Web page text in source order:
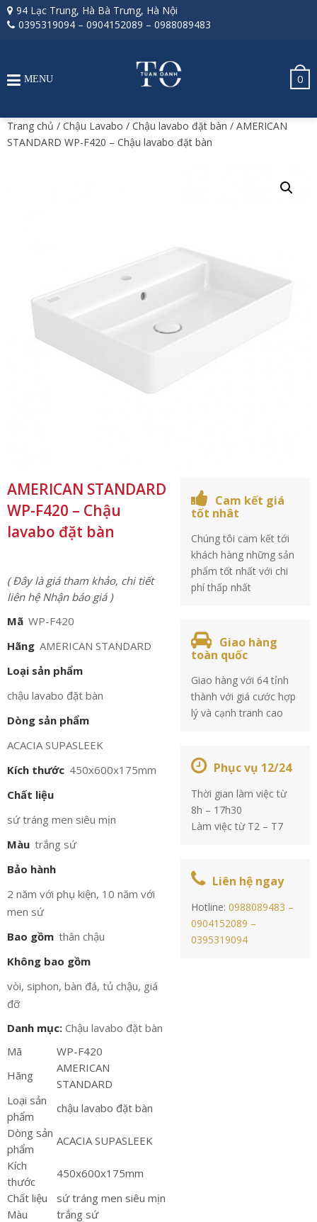
94 Lạc Trung, Hà Bà Trưng, Hà Nội
0395319094 – 0904152089 – 0988089483
0
MENU
Trang chủ / Chậu Lavabo / Chậu lavabo đặt bàn / AMERICAN
STANDARD WP-F420 – Chậu lavabo đặt bàn
AMERICAN STANDARD
WP-F420 – Chậu
lavabo đặt bàn
( Đây là giá tham khảo, chi tiết
liên hệ Nhận báo giá )
Mã WP-F420
Hãng AMERICAN STANDARD
Loại sản phẩm
chậu lavabo đặt bàn
Dòng sản phẩm
ACACIA SUPASLEEK
Kích thước 450x600x175mm
Chất liệu
sứ tráng men siêu mịn
Màu trắng sứ
Bảo hành
2 năm với phụ kiện, 10 năm với
men sứ
Bao gồm thân chậu
Không bao gồm
vòi, siphon, bàn đá, tủ chậu, giá
đỡ
Danh mục: Chậu lavabo đặt bàn
Mã
WP-F420
Hãng
AMERICAN
STANDARD
Loại sản
phẩm
chậu lavabo đặt bàn
Dòng sản
phẩm
ACACIA SUPASLEEK
Kích
thước
450x600x175mm
Chất liệu
sứ tráng men siêu mịn
Màu
trắng sứ
Cam kết giá
tốt nhât
Chúng tôi cam kết tới
khách hàng những sản
phẩm tốt nhất với chi
phí thấp nhất
Giao hàng
toàn quốc
Giao hàng với 64 tỉnh
thành với giá cước hợp
lý và cạnh tranh cao
Phục vụ 12/24
Thời gian làm việc từ
8h – 17h30
Làm việc từ T2 – T7
Liên hệ ngay
Hotline:0988089483 –
0904152089 –
0395319094